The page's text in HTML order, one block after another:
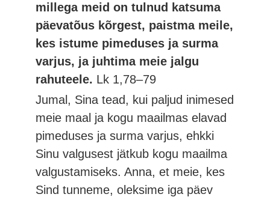
millega meid on tulnud katsuma
päevatõus kõrgest, paistma meile,
kes istume pimeduses ja surma
varjus, ja juhtima meie jalgu
rahuteele. Lk 1,78–79
Jumal, Sina tead, kui paljud inimesed
meie maal ja kogu maailmas elavad
pimeduses ja surma varjus, ehkki
Sinu valgusest jätkub kogu maailma
valgustamiseks. Anna, et meie, kes
Sind tunneme, oleksime iga päev